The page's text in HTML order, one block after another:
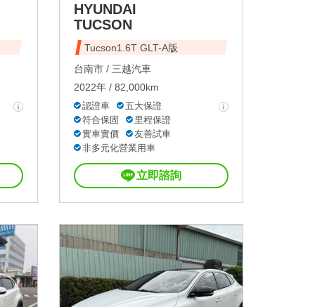
HYUNDAI
TUCSON
Tucson1.6T GLT-A版
台南市 / 三越汽車
2022年 / 82,000km
認證車
五大保證
符合保固
里程保證
實車實價
友善試車
非多元化營業用車
立即諮詢